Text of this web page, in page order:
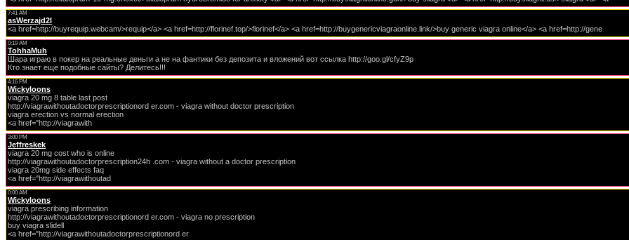
7:41 AM
asWerzajd2l
<a href=http://buyrequip.webcam/>requip</a> <a href=http://florinef.top/>florinef</a> <a href=http://buygenericviagraonline.link/>buy generic viagra online</a> <a href=http://gene
0:19 AM
TohhaMuh
Шара играю в покер на реальные деньги а не на фантики без депозита и вложений вот ссылка http://goo.gl/cfyZ9p
Кто знает еще подобные сайты? Делитесь!!!
4:16 PM
Wickyloons
viagra 20 mg 8 table last post
http://viagrawithoutadoctorprescriptionord er.com - viagra without doctor prescription
viagra erection vs normal erection
<a href="http://viagrawith
3:00 PM
Jeffreskek
viagra 20 mg cost who is online
http://viagrawithoutadoctorprescription24h .com - viagra without a doctor prescription
viagra 20mg side effects faq
<a href="http://viagrawithoutad
0:00 AM
Wickyloons
viagra prescribing information
http://viagrawithoutadoctorprescriptionord er.com - viagra no prescription
buy viagra slidell
<a href="http://viagrawithoutadoctorprescriptionord er